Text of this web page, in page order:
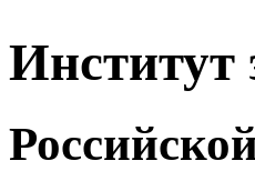
Институт